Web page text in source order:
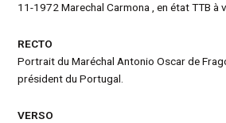
11-1972 Marechal Carmona , en état TTB à
RECTO
Portrait du Maréchal Antonio Oscar de
président du Portugal.
VERSO